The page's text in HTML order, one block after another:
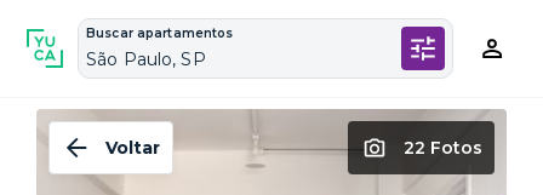
Buscar apartamentos
São Paulo, SP
Voltar 22 Fotos